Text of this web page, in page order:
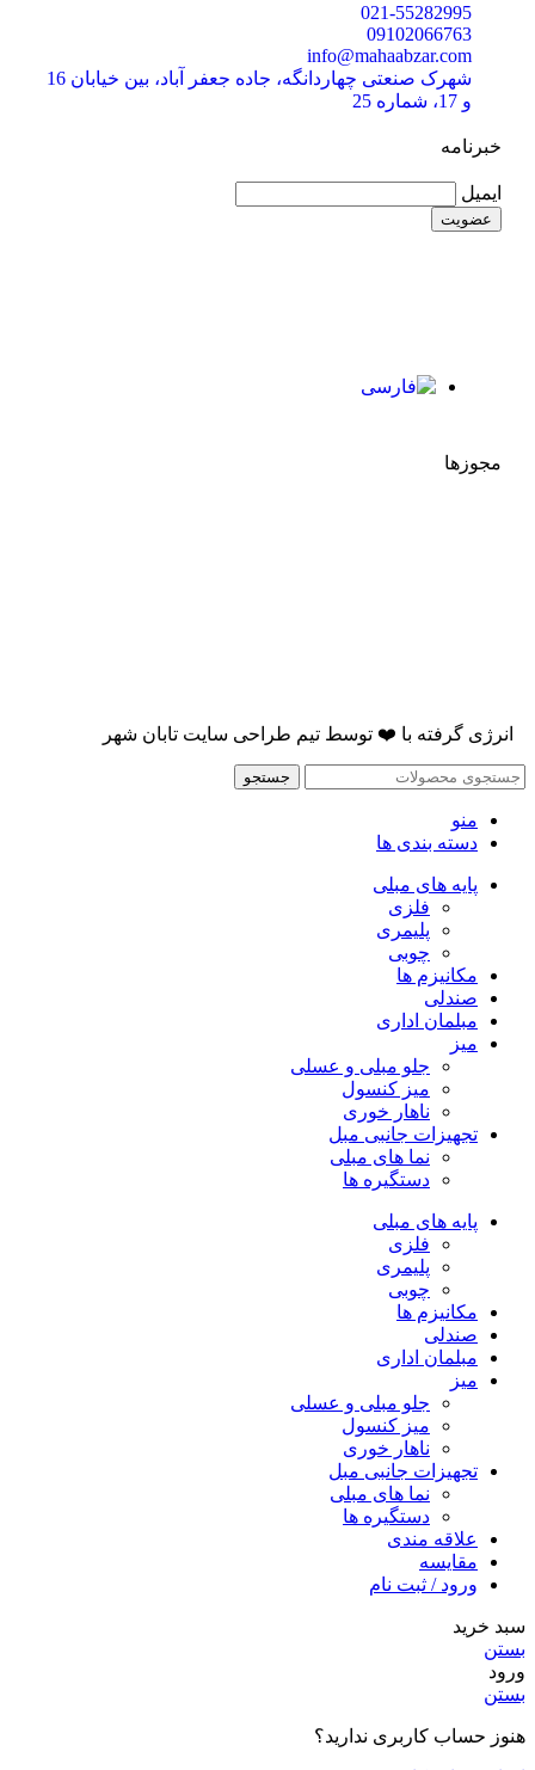
021-55282995
09102066763
info@mahaabzar.com
شهرک صنعتی چهاردانگه، جاده جعفر آباد، بین خیابان 16
و 17، شماره 25
خبرنامه
ایمیل
مجوزها
انرژی گرفته با ❤️ توسط تیم طراحی سایت تابان شهر
جستجو
منو
دسته بندی ها
پایه های مبلی
فلزی
پلیمری
چوبی
مکانیزم ها
صندلی
مبلمان اداری
میز
جلو مبلی و عسلی
میز کنسول
ناهار خوری
تجهیزات جانبی مبل
نما های مبلی
دستگیره ها
پایه های مبلی
فلزی
پلیمری
چوبی
مکانیزم ها
صندلی
مبلمان اداری
میز
جلو مبلی و عسلی
میز کنسول
ناهار خوری
تجهیزات جانبی مبل
نما های مبلی
دستگیره ها
علاقه مندی
مقایسه
ورود / ثبت نام
سبد خرید
بستن
ورود
بستن
هنوز حساب کاربری ندارید؟